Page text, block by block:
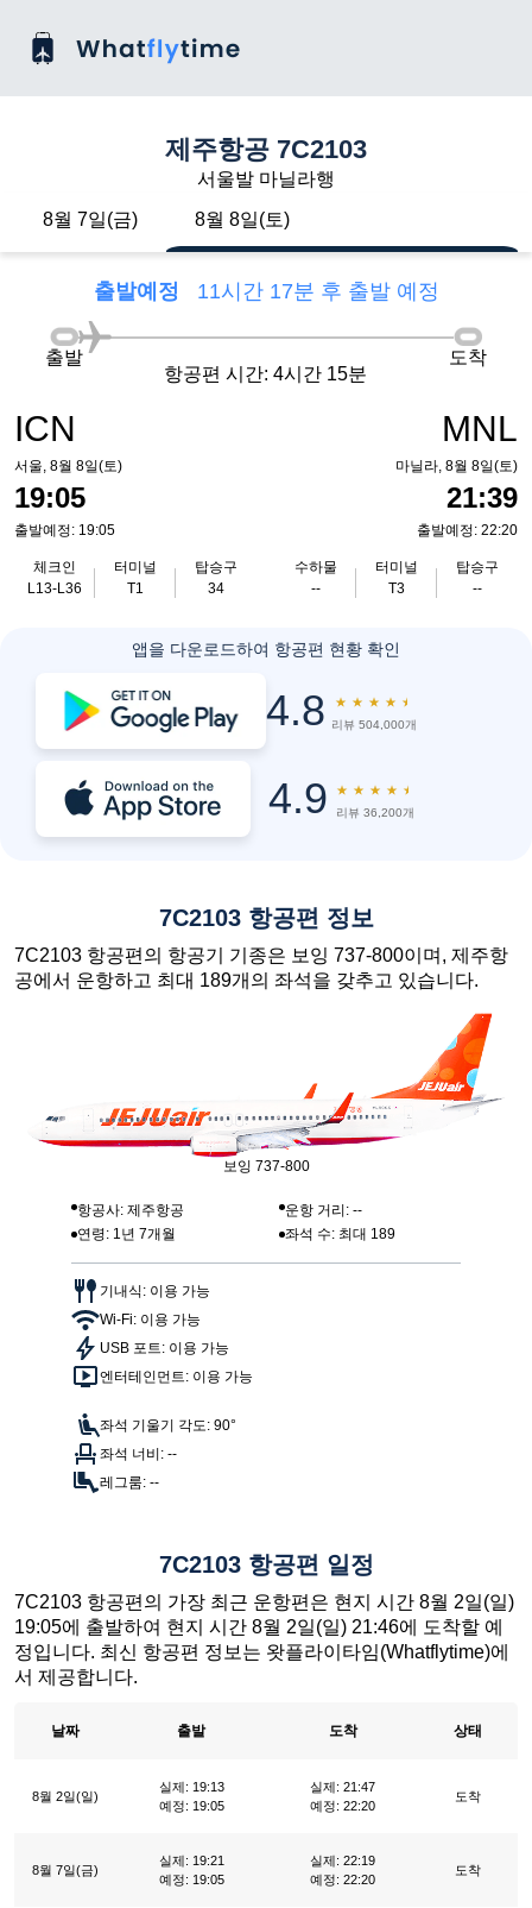
제주항공 7C2103
서울발 마닐라행
8월 7일(금)
8월 8일(토)
출발예정 11시간 17분 후 출발 예정
ICN
서울, 8월 8일(토)
19:05
출발예정: 19:05
체크인
L13-L36
터미널
T1
탑승구
34
출발
항공편 시간: 4시간 15분
도착
MNL
마닐라, 8월 8일(토)
21:39
출발예정: 22:20
수하물
--
터미널
T3
탑승구
--
앱을 다운로드하여 항공편 현황 확인
4.8 ★ ★ ★ ★ ★
리뷰 504,000개
4.9 ★ ★ ★ ★ ★
리뷰 36,200개
7C2103 항공편 정보
7C2103 항공편의 항공기 기종은 보잉 737-800이며, 제주항
공에서 운항하고 최대 189개의 좌석을 갖추고 있습니다.
보잉 737-800
항공사: 제주항공
운항 거리: --
연령: 1년 7개월
좌석 수: 최대 189
기내식: 이용 가능
Wi-Fi: 이용 가능
USB 포트: 이용 가능
엔터테인먼트: 이용 가능
좌석 기울기 각도: 90°
좌석 너비: --
레그룸: --
7C2103 항공편 일정
7C2103 항공편의 가장 최근 운항편은 현지 시간 8월 2일(일)
19:05에 출발하여 현지 시간 8월 2일(일) 21:46에 도착할 예
정입니다. 최신 항공편 정보는 왓플라이타임(Whatflytime)에
서 제공합니다.
날짜 출발 도착 상태
8월 2일(일)
실제: 19:13
예정: 19:05
실제: 21:47
예정: 22:20
도착
8월 7일(금)
실제: 19:21
예정: 19:05
실제: 22:19
예정: 22:20
도착